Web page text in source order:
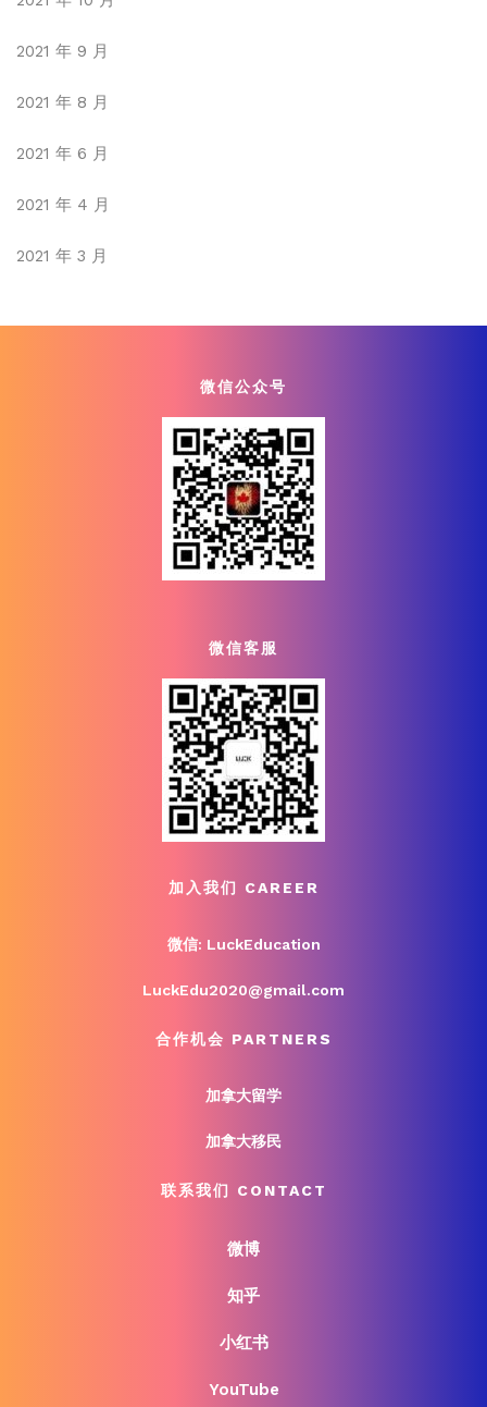
2021 年 9 月
2021 年 8 月
2021 年 6 月
2021 年 4 月
2021 年 3 月
微信公众号
微信客服
加入我们 CAREER
微信: LuckEducation
LuckEdu2020@gmail.com
合作机会 PARTNERS
加拿大留学
加拿大移民
联系我们 CONTACT
微博
知乎
小红书
YouTube